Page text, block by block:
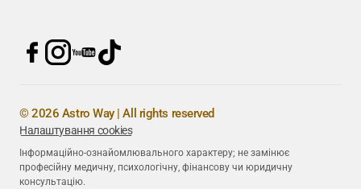
© 2026 Astro Way | All rights reserved
Налаштування cookies
Інформаційно-ознайомлювального характеру; не замінює
професійну медичну, психологічну, фінансову чи юридичну
консультацію.